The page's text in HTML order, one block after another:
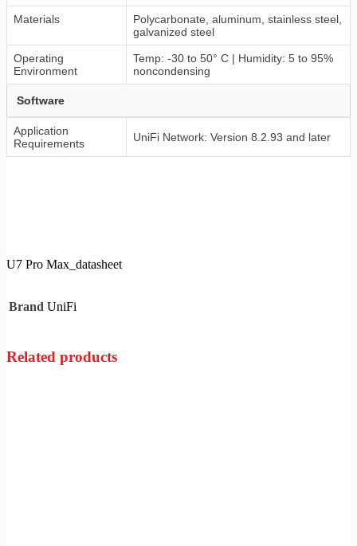
Materials
Polycarbonate, aluminum, stainless steel,
galvanized steel
Operating
Environment
Temp: -30 to 50° C | Humidity: 5 to 95%
noncondensing
Software
Application
Requirements
UniFi Network: Version 8.2.93 and later
U7 Pro Max_datasheet
Brand UniFi
Related products